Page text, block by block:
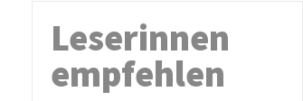
Leserinnen
empfehlen